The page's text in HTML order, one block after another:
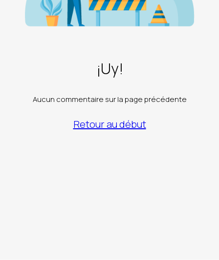
¡Uy!
Aucun commentaire sur la page précédente
Retour au début